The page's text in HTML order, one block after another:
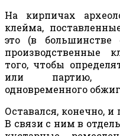
На кирпичах
клейма,
это (в большинстве
производственные
того, чтобы
или партию,
одновременного
Оставался, конечно,
В связи с ним в